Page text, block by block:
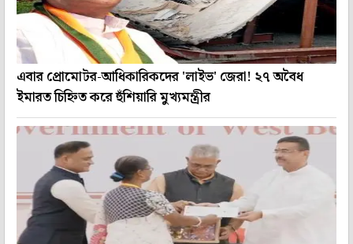
এবার প্রোমোটর-আধিকারিকদের 'লাইভ' জেরা! ২৭ অবৈধ
ইমারত চিহ্নিত করে হুঁশিয়ারি মুখ্যমন্ত্রীর